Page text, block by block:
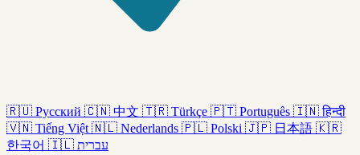
🇷🇺 Русский 🇨🇳 中文 🇹🇷 Türkçe 🇵🇹 Português 🇮🇳 हिन्दी
🇻🇳 Tiếng Việt 🇳🇱 Nederlands 🇵🇱 Polski 🇯🇵 日本語 🇰🇷
한국어 🇮🇱 עברית